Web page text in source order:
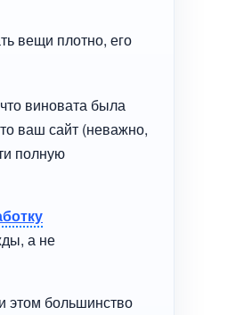
вещи плотно, его
виновата была
ваш сайт (неважно,
полную
а не
этом большинство